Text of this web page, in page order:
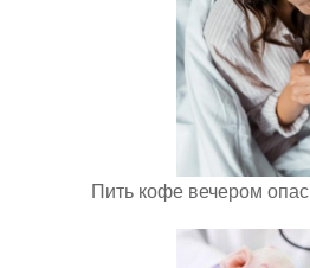
Пить кофе вечером